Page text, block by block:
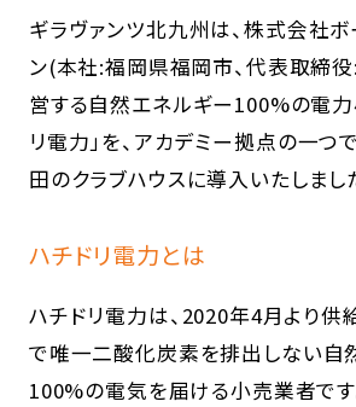
ギラヴァンツ北九州は、株式会社ボ
ン(本社:福岡県福岡市、代表取締
営する自然エネルギー100%の電力
リ電力」を、アカデミー拠点の一
田のクラブハウスに導入いたしまし
ハチドリ電力とは
ハチドリ電力は、2020年4月より供
で唯一二酸化炭素を排出しない自
100%の電気を届ける小売業者です